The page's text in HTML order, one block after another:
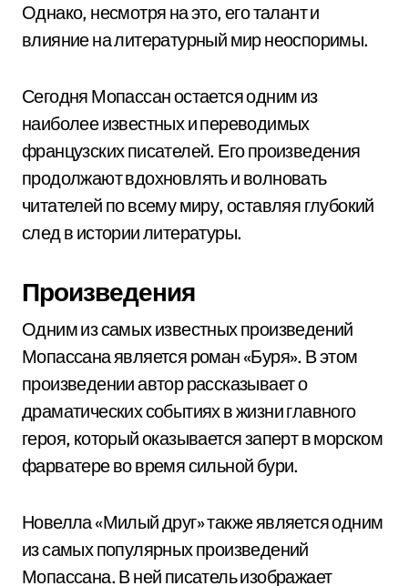
Однако, несмотря на это, его талант и
влияние на литературный мир неоспоримы.
Сегодня Мопассан остается одним из
наиболее известных и переводимых
французских писателей. Его произведения
продолжают вдохновлять и волновать
читателей по всему миру, оставляя глубокий
след в истории литературы.
Произведения
Одним из самых известных произведений
Мопассана является роман «Буря». В этом
произведении автор рассказывает о
драматических событиях в жизни главного
героя, который оказывается заперт в морском
фарватере во время сильной бури.
Новелла «Милый друг» также является одним
из самых популярных произведений
Мопассана. В ней писатель изображает